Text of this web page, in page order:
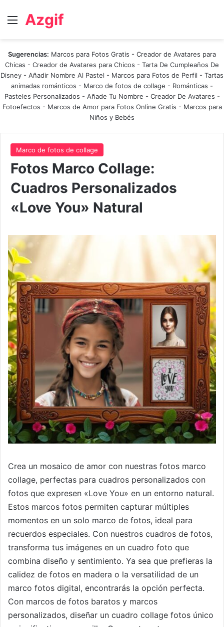
Menú
Azgif
Sugerencias: Marcos para Fotos Gratis - Creador de Avatares para
Chicas - Creador de Avatares para Chicos - Tarta De Cumpleaños De
Disney - Añadir Nombre Al Pastel - Marcos para Fotos de Perfil - Tartas
animadas románticos - Marco de fotos de collage - Románticas -
Pasteles Personalizados - Añade Tu Nombre - Creador De Avatares -
Fotoefectos - Marcos de Amor para Fotos Online Gratis - Marcos para
Niños y Bebés
Marco de fotos de collage
Fotos Marco Collage:
Cuadros Personalizados
«Love You» Natural
Crea un mosaico de amor con nuestras fotos marco
collage, perfectas para cuadros personalizados con
fotos que expresen «Love You» en un entorno natural.
Estos marcos fotos permiten capturar múltiples
momentos en un solo marco de fotos, ideal para
recuerdos especiales. Con nuestros cuadros de fotos,
transforma tus imágenes en un cuadro foto que
combina diseño y sentimiento. Ya sea que prefieras la
calidez de fotos en madera o la versatilidad de un
marco fotos digital, encontrarás la opción perfecta.
Con marcos de fotos baratos y marcos
personalizados, diseñar un cuadro collage fotos único